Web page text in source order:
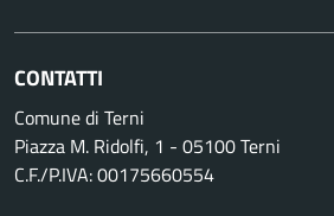
CONTATTI
Comune di Terni
Piazza M. Ridolfi, 1 - 05100 Terni
C.F./P.IVA: 00175660554